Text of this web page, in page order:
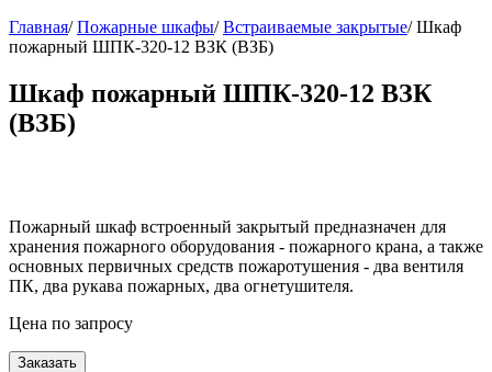
Главная/Пожарные шкафы/Встраиваемые закрытые/ Шкаф
пожарный ШПК-320-12 ВЗК (ВЗБ)
Шкаф пожарный ШПК-320-12 ВЗК
(ВЗБ)
Пожарный шкаф встроенный закрытый предназначен для
хранения пожарного оборудования - пожарного крана, а также
основных первичных средств пожаротушения - два вентиля
ПК, два рукава пожарных, два огнетушителя.
Цена по запросу
Заказать